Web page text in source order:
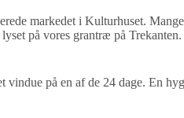
markedet i Kulturhuset.
på vores grantræ på
på en af de 24 dage. En